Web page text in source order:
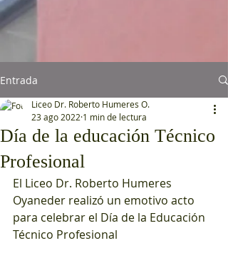
Entrada
Día de la educación Técnico
Profesional
Liceo Dr. Roberto Humeres O.
23 ago 2022 1 min de lectura
El Liceo Dr. Roberto Humeres
Oyaneder realizó un emotivo acto
para celebrar el Día de la Educación
Técnico Profesional